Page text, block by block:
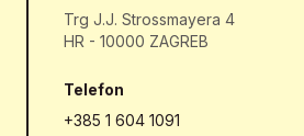
Trg J.J. Strossmayera 4
HR - 10000 ZAGREB
Telefon
+385 1 604 1091